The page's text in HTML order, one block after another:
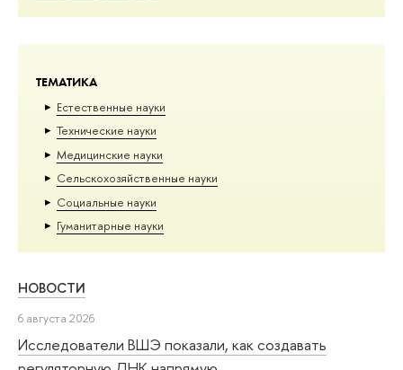
ТЕМАТИКА
Естественные науки
Тех­ничес­кие науки
Медицинские науки
Сельскохозяйственные науки
Социальные науки
Гуманитарные науки
НОВОСТИ
6 августа 2026
Исследователи ВШЭ показали, как создавать